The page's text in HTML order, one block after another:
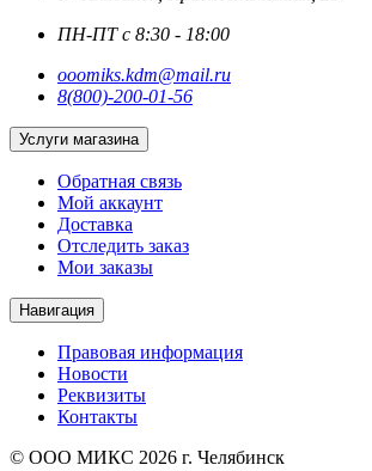
ПН-ПТ с 8:30 - 18:00
ooomiks.kdm@mail.ru
8(800)-200-01-56
Услуги магазина
Обратная связь
Мой аккаунт
Доставка
Отследить заказ
Мои заказы
Навигация
Правовая информация
Новости
Реквизиты
Контакты
© ООО МИКС 2026 г. Челябинск